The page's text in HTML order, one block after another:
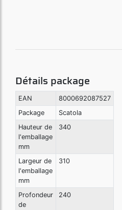
Détails package
EAN
8000692087527
Package
Scatola
Hauteur de
l'emballage
mm
340
Largeur de
l'emballage
mm
310
Profondeur
de
240